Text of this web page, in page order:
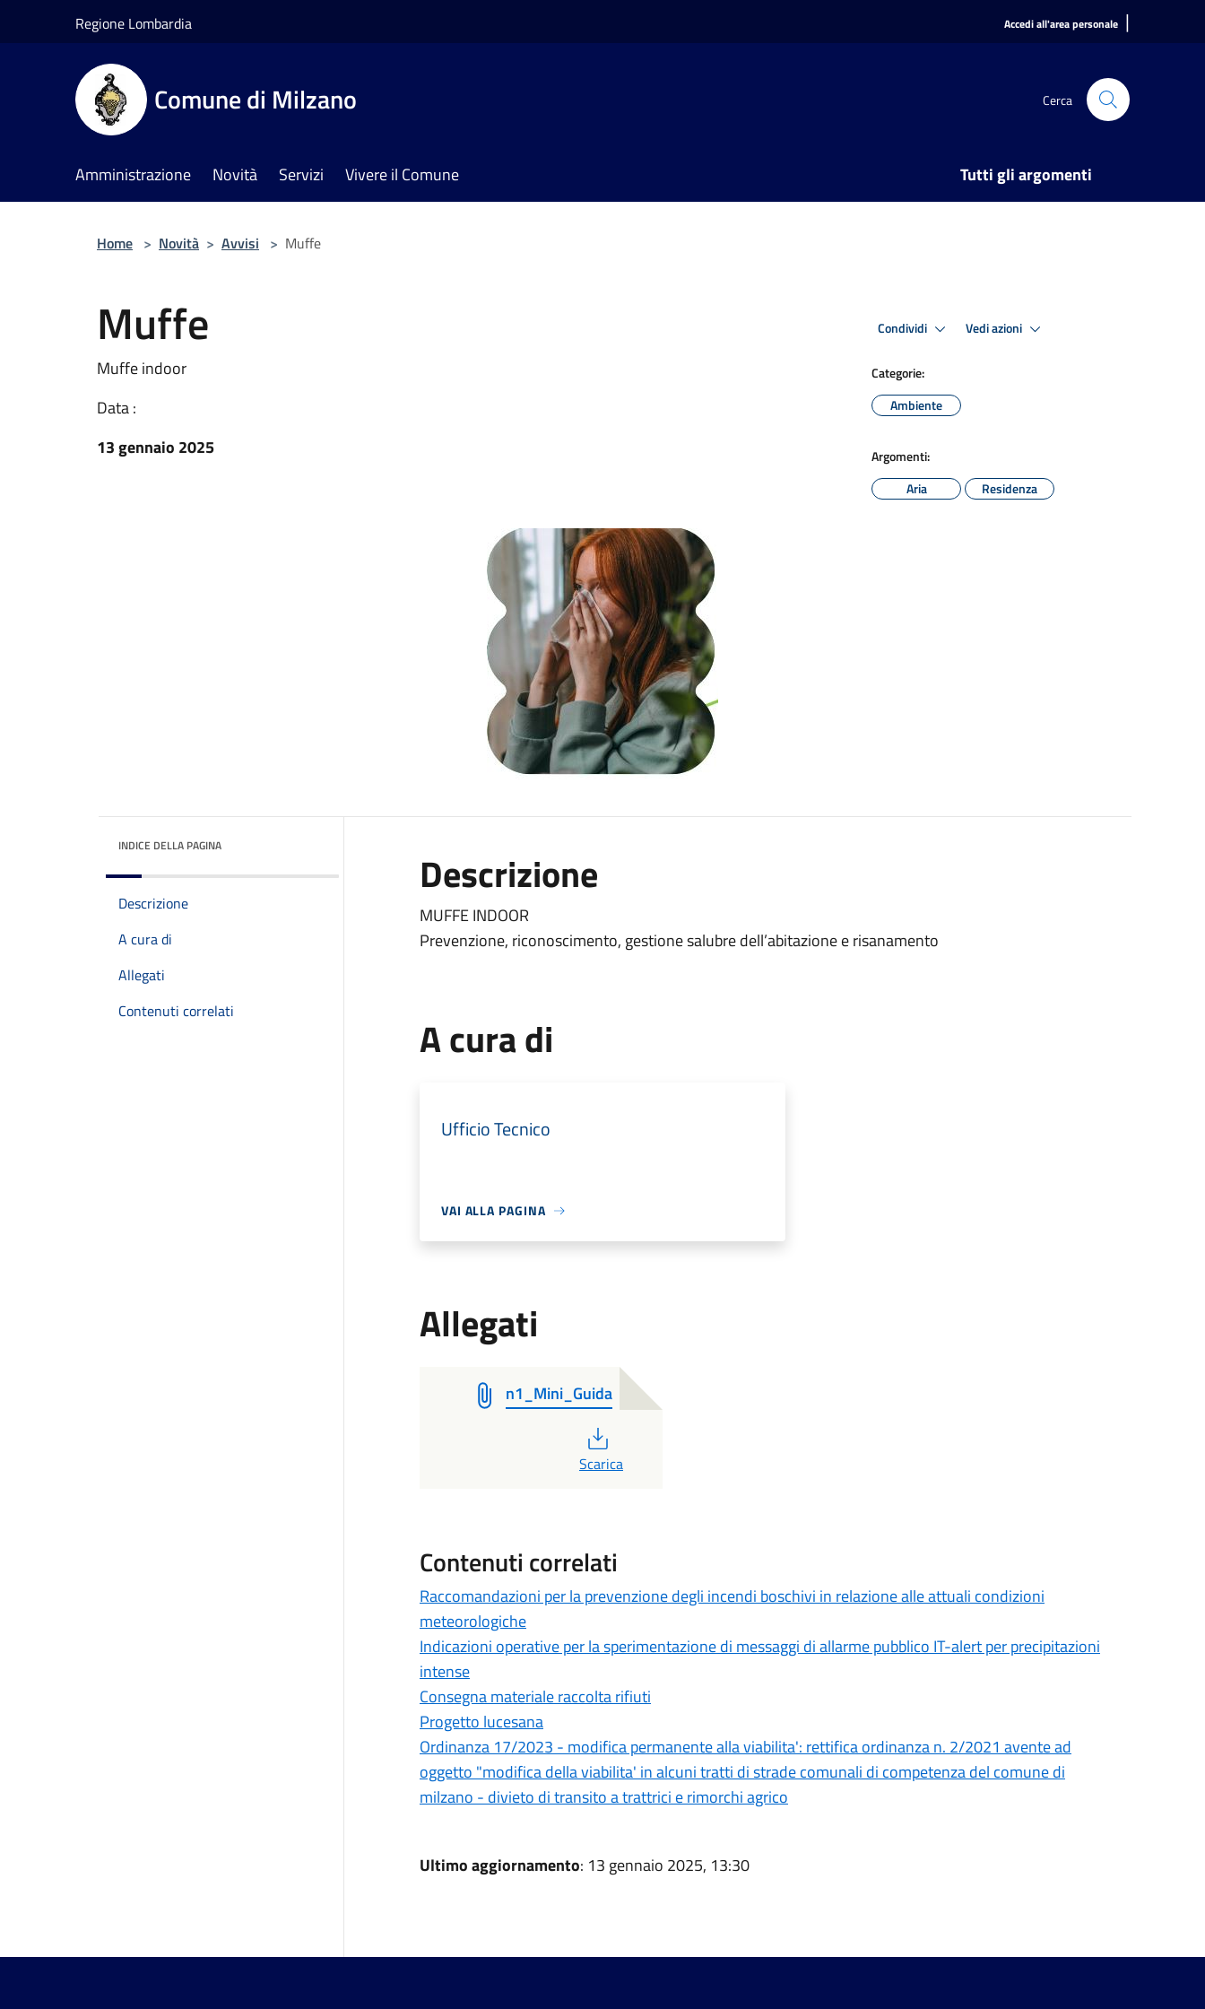
Regione Lombardia Accedi all'area personale |
Comune di Milzano Cerca
Amministrazione Novità Servizi Vivere il Comune Tutti gli argomenti
Home > Novità > Avvisi > Muffe
Muffe
Muffe indoor
Data :
13 gennaio 2025
Condividi Vedi azioni
Categorie:
Ambiente
Argomenti:
Aria
Residenza
INDICE DELLA PAGINA
Descrizione
A cura di
Allegati
Contenuti correlati
Descrizione
MUFFE INDOOR
Prevenzione, riconoscimento, gestione salubre dell’abitazione e risanamento
A cura di
Ufficio Tecnico
VAI ALLA PAGINA
Allegati
n1_Mini_Guida
Scarica
Contenuti correlati
Raccomandazioni per la prevenzione degli incendi boschivi in relazione alle attuali condizioni
meteorologiche
Indicazioni operative per la sperimentazione di messaggi di allarme pubblico IT-alert per precipitazioni
intense
Consegna materiale raccolta rifiuti
Progetto lucesana
Ordinanza 17/2023 - modifica permanente alla viabilita': rettifica ordinanza n. 2/2021 avente ad
oggetto "modifica della viabilita' in alcuni tratti di strade comunali di competenza del comune di
milzano - divieto di transito a trattrici e rimorchi agrico
Ultimo aggiornamento: 13 gennaio 2025, 13:30